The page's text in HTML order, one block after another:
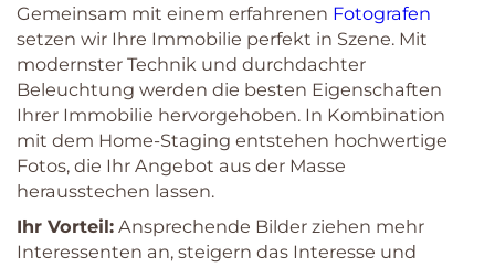
Gemeinsam mit einem erfahrenen Fotografen
setzen wir Ihre Immobilie perfekt in Szene. Mit
modernster Technik und durchdachter
Beleuchtung werden die besten Eigenschaften
Ihrer Immobilie hervorgehoben. In Kombination
mit dem Home-Staging entstehen hochwertige
Fotos, die Ihr Angebot aus der Masse
herausstechen lassen.
Ihr Vorteil: Ansprechende Bilder ziehen mehr
Interessenten an, steigern das Interesse und